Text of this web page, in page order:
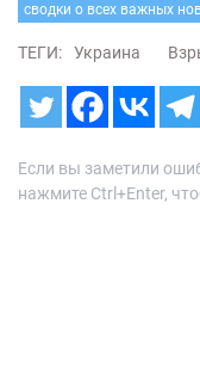
сводки о всех важных
ТЕГИ: Украина
Если вы заметили
нажмите Ctrl+Enter,